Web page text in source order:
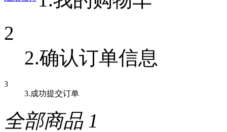
2
2.确认订单信息
3
3.成功提交订单
全部商品 1